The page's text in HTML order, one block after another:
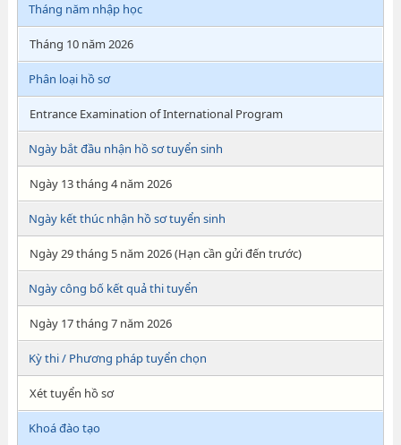
Tháng năm nhập học
Tháng 10 năm 2026
Phân loại hồ sơ
Entrance Examination of International Program
Ngày bắt đầu nhận hồ sơ tuyển sinh
Ngày 13 tháng 4 năm 2026
Ngày kết thúc nhận hồ sơ tuyển sinh
Ngày 29 tháng 5 năm 2026 (Hạn cần gửi đến trước)
Ngày công bố kết quả thi tuyển
Ngày 17 tháng 7 năm 2026
Kỳ thi / Phương pháp tuyển chọn
Xét tuyển hồ sơ
Khoá đào tạo